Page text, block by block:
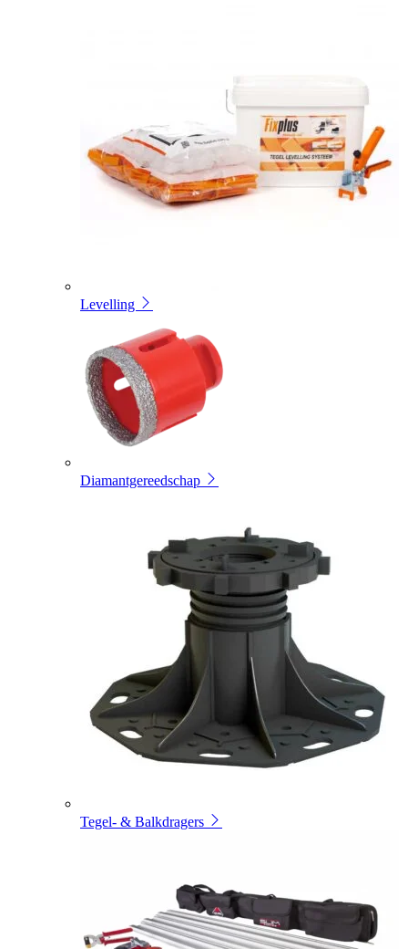
Levelling
Diamantgereedschap
Tegel- & Balkdragers